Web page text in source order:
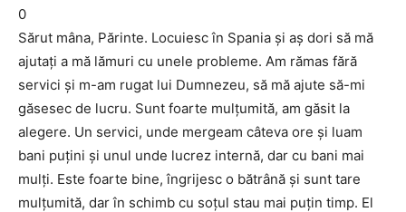
0
Sărut mâna, Părinte. Locuiesc în Spania şi aş dori să mă
ajutaţi a mă lămuri cu unele probleme. Am rămas fără
servici şi m-am rugat lui Dumnezeu, să mă ajute să-mi
găsesec de lucru. Sunt foarte mulţumită, am găsit la
alegere. Un servici, unde mergeam câteva ore şi luam
bani puţini şi unul unde lucrez internă, dar cu bani mai
mulţi. Este foarte bine, îngrijesc o bătrână şi sunt tare
mulţumită, dar în schimb cu soţul stau mai puţin timp. El